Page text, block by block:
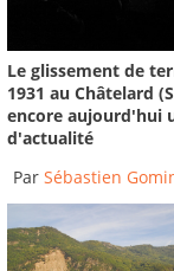
Le glissement de
1931 au Châtelard
encore aujourd'hui
d'actualité
Par Sébastien